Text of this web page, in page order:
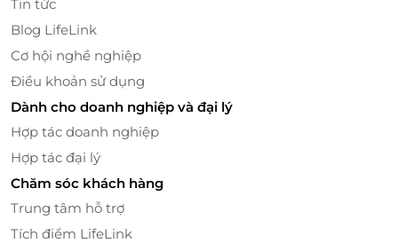
Tin tức
Blog LifeLink
Cơ hội nghề nghiệp
Điều khoản sử dụng
Dành cho doanh nghiệp và đại lý
Hợp tác doanh nghiệp
Hợp tác đại lý
Chăm sóc khách hàng
Trung tâm hỗ trợ
Tích điểm LifeLink